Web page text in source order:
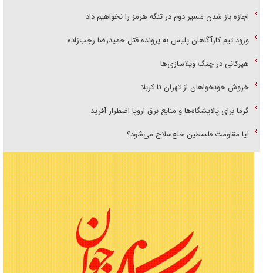
اجازه باز شدن مسیر دوم در تنگه هرمز را نخواهیم داد
ورود تیم کارآگاهان پلیس به پرونده قتل حمیدرضا رجب‌زاده
هیرکانی در چنگ ویلاسازی‌ها
خروش خونخواهان از تهران تا کربلا
گرما برای پالایشگاه‌ها و منابع برق اروپا اضطرار آفرید
آیا مقاومت فلسطین خلع‌سلاح می‌شود؟